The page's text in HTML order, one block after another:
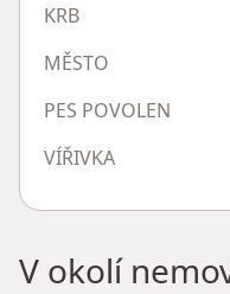
KRB
MĚSTO
PES POVOLEN
VÍŘIVKA
V okolí